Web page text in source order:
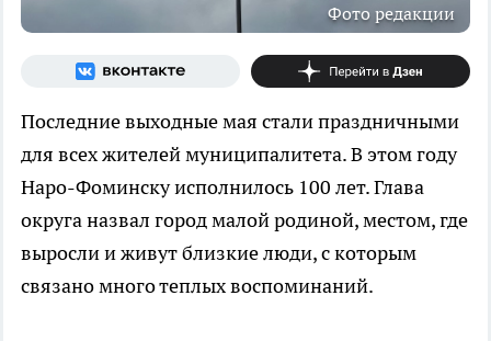
Фото редакции
Последние выходные мая стали праздничными
для всех жителей муниципалитета. В этом году
Наро-Фоминску исполнилось 100 лет. Глава
округа назвал город малой родиной, местом, где
выросли и живут близкие люди, с которым
связано много теплых воспоминаний.